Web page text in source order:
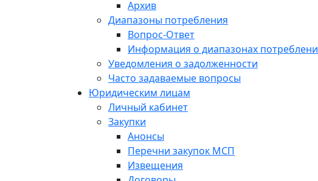
Архив
Диапазоны потребления
Вопрос-Ответ
Информация о диапазонах
Уведомления о задолженности
Часто задаваемые вопросы
Юридическим лицам
Личный кабинет
Закупки
Анонсы
Перечни закупок МСП
Извещения